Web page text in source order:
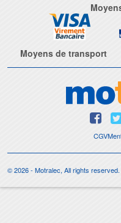
Moyens de transport
CGV
© 2026 - Motralec, All rights